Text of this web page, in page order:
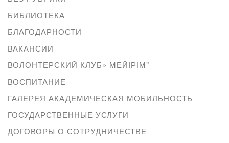
БИБЛИОТЕКА
БЛАГОДАРНОСТИ
ВАКАНСИИ
ВОЛОНТЕРСКИЙ КЛУБ» МЕЙІРІМ"
ВОСПИТАНИЕ
ГАЛЕРЕЯ АКАДЕМИЧЕСКАЯ МОБИЛЬНОСТЬ
ГОСУДАРСТВЕННЫЕ УСЛУГИ
ДОГОВОРЫ О СОТРУДНИЧЕСТВЕ